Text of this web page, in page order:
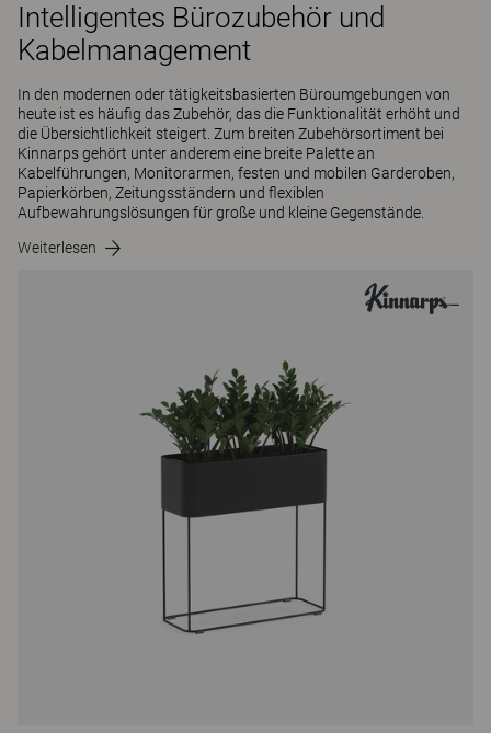
Intelligentes Bürozubehör und
Kabelmanagement
In den modernen oder tätigkeitsbasierten Büroumgebungen von
heute ist es häufig das Zubehör, das die Funktionalität erhöht und
die Übersichtlichkeit steigert. Zum breiten Zubehörsortiment bei
Kinnarps gehört unter anderem eine breite Palette an
Kabelführungen, Monitorarmen, festen und mobilen Garderoben,
Papierkörben, Zeitungsständern und flexiblen
Aufbewahrungslösungen für große und kleine Gegenstände.
Weiterlesen